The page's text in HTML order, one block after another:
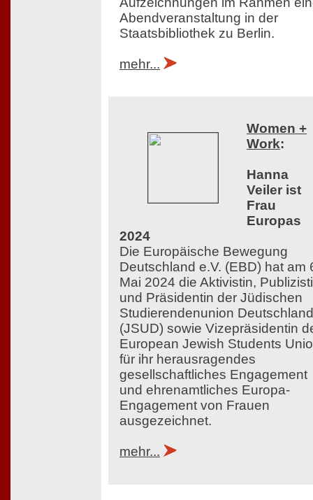
Abendveranstaltung in der
Staatsbibliothek zu Berlin.
mehr...
Women +
Work:
Hanna
Veiler ist
Frau
Europas
2024
Die Europäische Bewegung
Deutschland e.V. (EBD) hat am
Mai 2024 die Aktivistin,
und Präsidentin der Jüdischen
Studierendenunion
(JSUD) sowie Vizepräsidentin
European Jewish Students
für ihr herausragendes
gesellschaftliches Engagement
und ehrenamtliches Europa-
Engagement von Frauen
ausgezeichnet.
mehr...